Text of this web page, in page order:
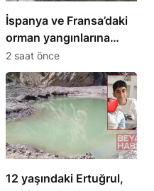
İspanya ve Fransa’daki
orman yangınlarına
müdahale eden 4 uçak
Türkiye’ye döndü
2 saat önce
12 yaşındaki Ertuğrul,